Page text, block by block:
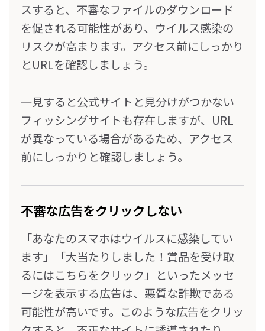
スすると、不審なファイルのダウンロード
を促される可能性があり、ウイルス感染の
リスクが高まります。アクセス前にしっかり
とURLを確認しましょう。
一見すると公式サイトと見分けがつかない
フィッシングサイトも存在しますが、URL
が異なっている場合があるため、アクセス
前にしっかりと確認しましょう。
不審な広告をクリックしない
「あなたのスマホはウイルスに感染してい
ます」「大当たりしました！賞品を受け取
るにはこちらをクリック」といったメッセ
ージを表示する広告は、悪質な詐欺である
可能性が高いです。このような広告をクリッ